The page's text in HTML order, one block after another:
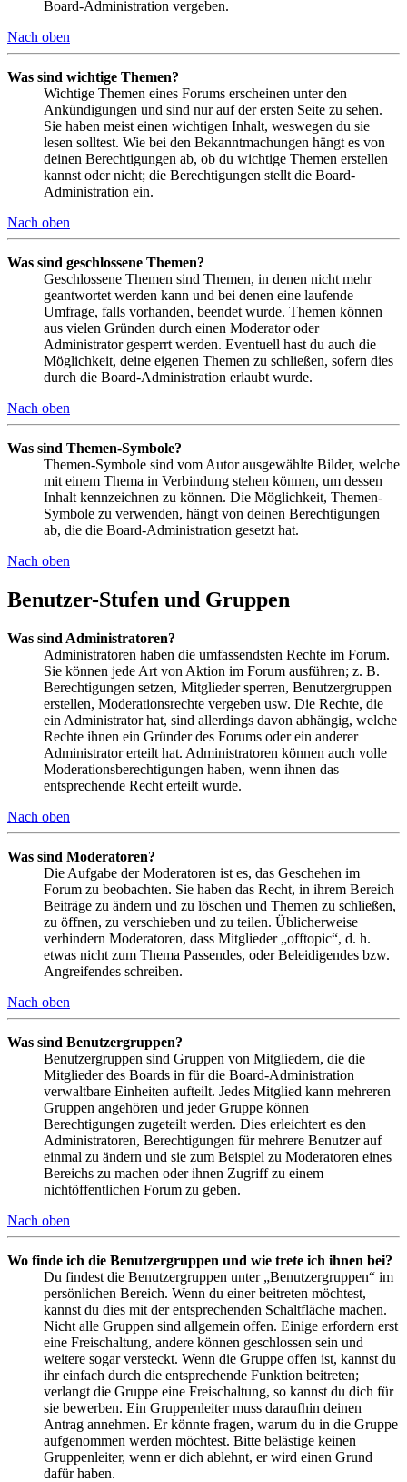
Board-Administration vergeben.
Nach oben
Was sind wichtige Themen?
Wichtige Themen eines Forums erscheinen unter den
Ankündigungen und sind nur auf der ersten Seite zu sehen.
Sie haben meist einen wichtigen Inhalt, weswegen du sie
lesen solltest. Wie bei den Bekanntmachungen hängt es von
deinen Berechtigungen ab, ob du wichtige Themen erstellen
kannst oder nicht; die Berechtigungen stellt die Board-
Administration ein.
Nach oben
Was sind geschlossene Themen?
Geschlossene Themen sind Themen, in denen nicht mehr
geantwortet werden kann und bei denen eine laufende
Umfrage, falls vorhanden, beendet wurde. Themen können
aus vielen Gründen durch einen Moderator oder
Administrator gesperrt werden. Eventuell hast du auch die
Möglichkeit, deine eigenen Themen zu schließen, sofern dies
durch die Board-Administration erlaubt wurde.
Nach oben
Was sind Themen-Symbole?
Themen-Symbole sind vom Autor ausgewählte Bilder, welche
mit einem Thema in Verbindung stehen können, um dessen
Inhalt kennzeichnen zu können. Die Möglichkeit, Themen-
Symbole zu verwenden, hängt von deinen Berechtigungen
ab, die die Board-Administration gesetzt hat.
Nach oben
Benutzer-Stufen und Gruppen
Was sind Administratoren?
Administratoren haben die umfassendsten Rechte im Forum.
Sie können jede Art von Aktion im Forum ausführen; z. B.
Berechtigungen setzen, Mitglieder sperren, Benutzergruppen
erstellen, Moderationsrechte vergeben usw. Die Rechte, die
ein Administrator hat, sind allerdings davon abhängig, welche
Rechte ihnen ein Gründer des Forums oder ein anderer
Administrator erteilt hat. Administratoren können auch volle
Moderationsberechtigungen haben, wenn ihnen das
entsprechende Recht erteilt wurde.
Nach oben
Was sind Moderatoren?
Die Aufgabe der Moderatoren ist es, das Geschehen im
Forum zu beobachten. Sie haben das Recht, in ihrem Bereich
Beiträge zu ändern und zu löschen und Themen zu schließen,
zu öffnen, zu verschieben und zu teilen. Üblicherweise
verhindern Moderatoren, dass Mitglieder „offtopic“, d. h.
etwas nicht zum Thema Passendes, oder Beleidigendes bzw.
Angreifendes schreiben.
Nach oben
Was sind Benutzergruppen?
Benutzergruppen sind Gruppen von Mitgliedern, die die
Mitglieder des Boards in für die Board-Administration
verwaltbare Einheiten aufteilt. Jedes Mitglied kann mehreren
Gruppen angehören und jeder Gruppe können
Berechtigungen zugeteilt werden. Dies erleichtert es den
Administratoren, Berechtigungen für mehrere Benutzer auf
einmal zu ändern und sie zum Beispiel zu Moderatoren eines
Bereichs zu machen oder ihnen Zugriff zu einem
nichtöffentlichen Forum zu geben.
Nach oben
Wo finde ich die Benutzergruppen und wie trete ich ihnen bei?
Du findest die Benutzergruppen unter „Benutzergruppen“ im
persönlichen Bereich. Wenn du einer beitreten möchtest,
kannst du dies mit der entsprechenden Schaltfläche machen.
Nicht alle Gruppen sind allgemein offen. Einige erfordern erst
eine Freischaltung, andere können geschlossen sein und
weitere sogar versteckt. Wenn die Gruppe offen ist, kannst du
ihr einfach durch die entsprechende Funktion beitreten;
verlangt die Gruppe eine Freischaltung, so kannst du dich für
sie bewerben. Ein Gruppenleiter muss daraufhin deinen
Antrag annehmen. Er könnte fragen, warum du in die Gruppe
aufgenommen werden möchtest. Bitte belästige keinen
Gruppenleiter, wenn er dich ablehnt, er wird einen Grund
dafür haben.